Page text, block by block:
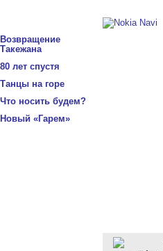
Возвращение
Такежана
80 лет спустя
Танцы на горе
Что носить будем?
Новый «Гарем»